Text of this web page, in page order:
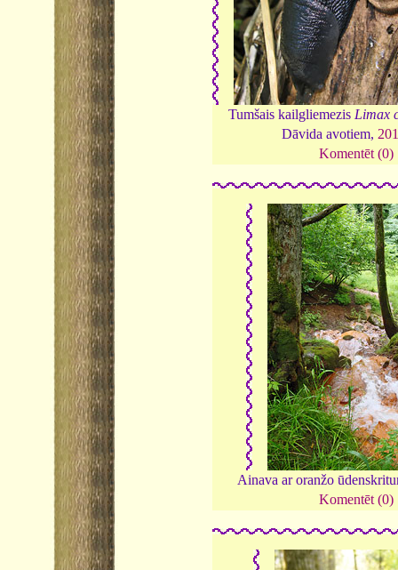
Tumšais kailgliemezis Limax
Dāvida avotiem,
Komentēt (0)
Ainava ar oranžo
Komentēt (0)